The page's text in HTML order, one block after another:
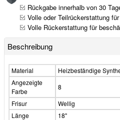
Rückgabe innerhalb von 30
Volle oder Teilrückerstattung
Volle Rückerstattung für
Beschreibung
Material
Heizbeständige
Angezeigte
Farbe
8
Frisur
Wellig
Länge
18"